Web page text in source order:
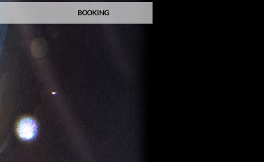
BOOKING